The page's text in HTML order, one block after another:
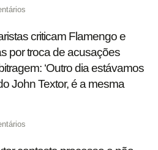
criticam Flamengo e
por troca de acusações
‘Outro dia estávamos
John Textor, é a mesma